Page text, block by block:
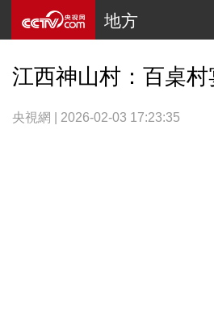
地方
江西神山村：百桌
央視網 | 2026-02-03 17:23:35